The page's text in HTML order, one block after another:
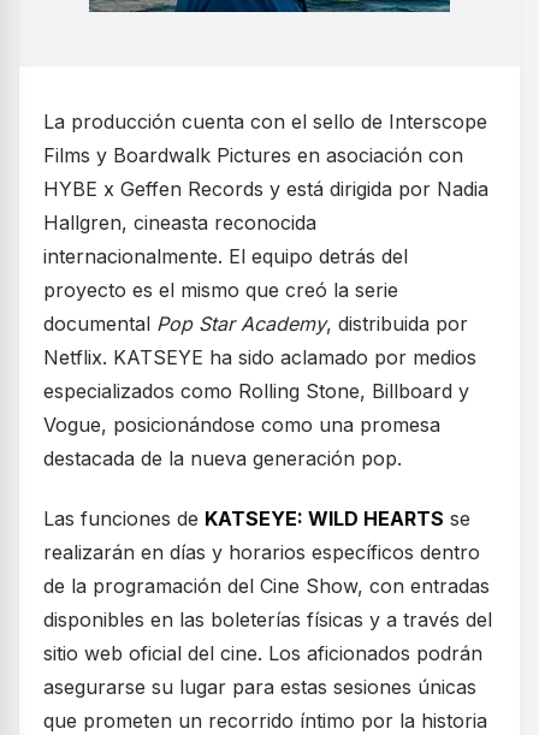
La producción cuenta con el sello de Interscope
Films y Boardwalk Pictures en asociación con
HYBE x Geffen Records y está dirigida por Nadia
Hallgren, cineasta reconocida
internacionalmente. El equipo detrás del
proyecto es el mismo que creó la serie
documental Pop Star Academy, distribuida por
Netflix. KATSEYE ha sido aclamado por medios
especializados como Rolling Stone, Billboard y
Vogue, posicionándose como una promesa
destacada de la nueva generación pop.
Las funciones de KATSEYE: WILD HEARTS se
realizarán en días y horarios específicos dentro
de la programación del Cine Show, con entradas
disponibles en las boleterías físicas y a través del
sitio web oficial del cine. Los aficionados podrán
asegurarse su lugar para estas sesiones únicas
que prometen un recorrido íntimo por la historia